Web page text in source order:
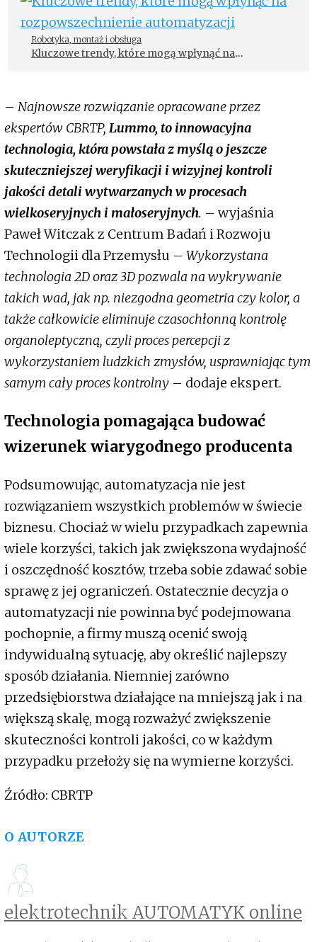
Robotyka, montaż i obsługa
Kluczowe trendy, które mogą wpłynąć na
– Najnowsze rozwiązanie opracowane przez
ekspertów CBRTP, Lummo, to innowacyjna
technologia, która powstała z myślą o jeszcze
skuteczniejszej weryfikacji i wizyjnej kontroli
jakości detali wytwarzanych w procesach
wielkoseryjnych i małoseryjnych. – wyjaśnia
Paweł Witczak z Centrum Badań i Rozwoju
Technologii dla Przemysłu – Wykorzystana
technologia 2D oraz 3D pozwala na wykrywanie
takich wad, jak np. niezgodna geometria czy kolor, a
także całkowicie eliminuje czasochłonną kontrolę
organoleptyczną, czyli proces percepcji z
wykorzystaniem ludzkich zmysłów, usprawniając tym
samym cały proces kontrolny – dodaje ekspert.
Technologia pomagająca budować
wizerunek wiarygodnego producenta
Podsumowując, automatyzacja nie jest
rozwiązaniem wszystkich problemów w świecie
biznesu. Chociaż w wielu przypadkach zapewnia
wiele korzyści, takich jak zwiększona wydajność
i oszczędność kosztów, trzeba sobie zdawać sobie
sprawę z jej ograniczeń. Ostatecznie decyzja o
automatyzacji nie powinna być podejmowana
pochopnie, a firmy muszą ocenić swoją
indywidualną sytuację, aby określić najlepszy
sposób działania. Niemniej zarówno
przedsiębiorstwa działające na mniejszą jak i na
większą skalę, mogą rozważyć zwiększenie
skuteczności kontroli jakości, co w każdym
przypadku przełoży się na wymierne korzyści.
Źródło: CBRTP
O AUTORZE
elektrotechnik AUTOMATYK online